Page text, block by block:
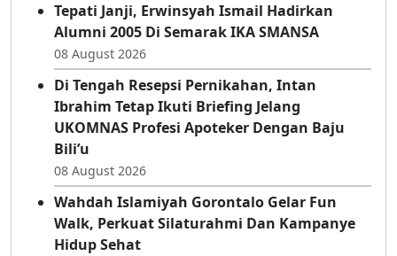
Tepati Janji, Erwinsyah Ismail Hadirkan
Alumni 2005 Di Semarak IKA SMANSA
08 August 2026
Di Tengah Resepsi Pernikahan, Intan
Ibrahim Tetap Ikuti Briefing Jelang
UKOMNAS Profesi Apoteker Dengan Baju
Bili’u
08 August 2026
Wahdah Islamiyah Gorontalo Gelar Fun
Walk, Perkuat Silaturahmi Dan Kampanye
Hidup Sehat